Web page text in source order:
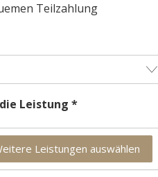
Teilzahlung
Leistung *
Leistungen auswählen